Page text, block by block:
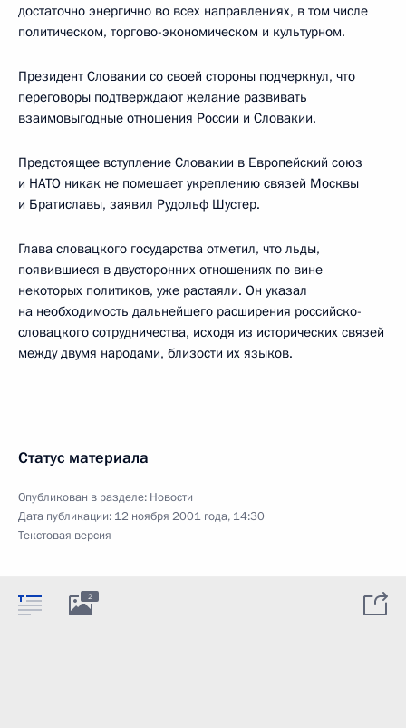
достаточно энергично во всех направлениях, в том числе
политическом, торгово-экономическом и культурном.
Президент Словакии со своей стороны подчеркнул, что
переговоры подтверждают желание развивать
взаимовыгодные отношения России и Словакии.
Предстоящее вступление Словакии в Европейский союз
и НАТО никак не помешает укреплению связей Москвы
и Братиславы, заявил Рудольф Шустер.
Глава словацкого государства отметил, что льды,
появившиеся в двусторонних отношениях по вине
некоторых политиков, уже растаяли. Он указал
на необходимость дальнейшего расширения российско-
словацкого сотрудничества, исходя из исторических связей
между двумя народами, близости их языков.
Статус материала
Опубликован в разделе: Новости
Дата публикации: 12 ноября 2001 года, 14:30
Текстовая версия
2